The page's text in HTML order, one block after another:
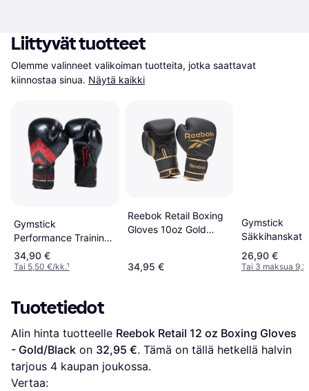
Liittyvät tuotteet
Olemme valinneet valikoiman tuotteita, jotka saattavat
kiinnostaa sinua. Näytä kaikki
Gymstick
Performance Training
Combat Gloves 12oz
34,90 €
Tai 5,50 €/kk.¹
Reebok Retail Boxing
Gloves 10oz Gold
34,95 €
Gymstick
Säkkihanskat
26,90 €
Tai 3 maksua
Tuotetiedot
Alin hinta tuotteelle Reebok Retail 12 oz Boxing Gloves
- Gold/Black on 32,95 €. Tämä on tällä hetkellä halvin
tarjous 4 kaupan joukossa.
Vertaa: